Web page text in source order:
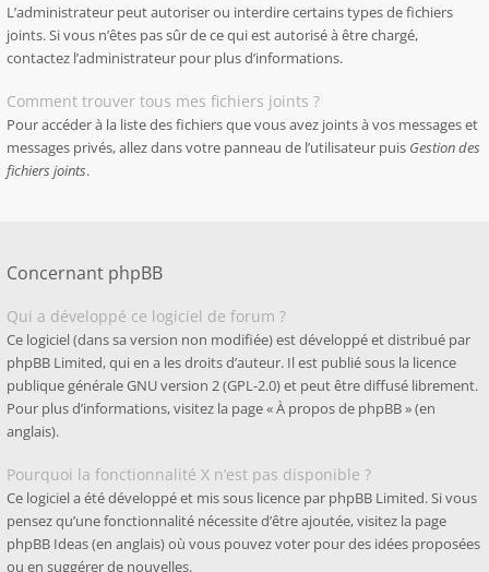
L’administrateur peut autoriser ou interdire certains types de fichiers
joints. Si vous n’êtes pas sûr de ce qui est autorisé à être chargé,
contactez l’administrateur pour plus d’informations.
Comment trouver tous mes fichiers joints ?
Pour accéder à la liste des fichiers que vous avez joints à vos messages et
messages privés, allez dans votre panneau de l’utilisateur puis Gestion des
fichiers joints.
Concernant phpBB
Qui a développé ce logiciel de forum ?
Ce logiciel (dans sa version non modifiée) est développé et distribué par
phpBB Limited, qui en a les droits d’auteur. Il est publié sous la licence
publique générale GNU version 2 (GPL-2.0) et peut être diffusé librement.
Pour plus d’informations, visitez la page «À propos de phpBB» (en
anglais).
Pourquoi la fonctionnalité X n’est pas disponible ?
Ce logiciel a été développé et mis sous licence par phpBB Limited. Si vous
pensez qu’une fonctionnalité nécessite d’être ajoutée, visitez la page
phpBB Ideas(en anglais) où vous pouvez voter pour des idées proposées
ou en suggérer de nouvelles.